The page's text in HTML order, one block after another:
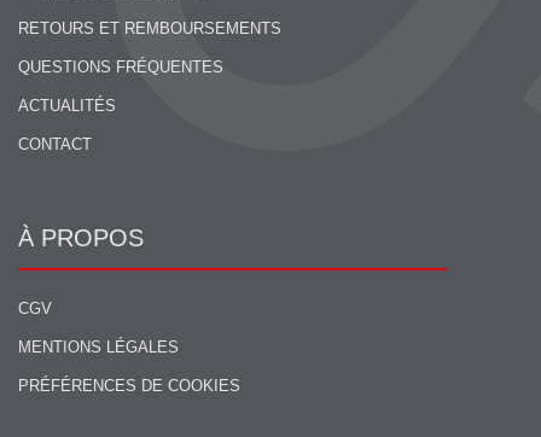
RETOURS ET REMBOURSEMENTS
QUESTIONS FRÉQUENTES
ACTUALITÉS
CONTACT
À PROPOS
CGV
MENTIONS LÉGALES
PRÉFÉRENCES DE COOKIES